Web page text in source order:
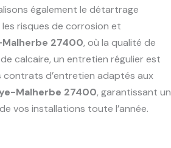
également le détartrage
risques de corrosion et
Malherbe 27400, où la qualité de
calcaire, un entretien régulier est
contrats d’entretien adaptés aux
Malherbe 27400, garantissant un
vos installations toute l’année.